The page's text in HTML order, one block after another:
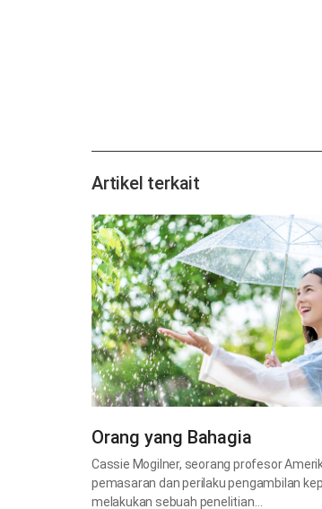
Artikel terkait
Orang yang Bahagia
Cassie Mogilner, seorang profesor
pemasaran dan perilaku pengambilan
melakukan sebuah penelitian…